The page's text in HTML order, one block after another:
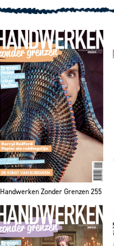
Handwerken Zonder Grenzen 255